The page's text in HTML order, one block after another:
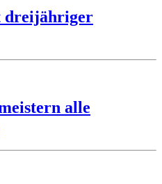
dreijähriger
alle